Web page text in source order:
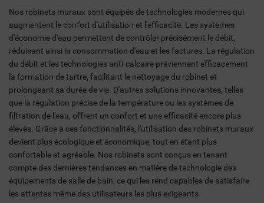
Nos robinets muraux sont équipés de technologies modernes qui
augmentent le confort d'utilisation et l'efficacité. Les systèmes
d'économie d'eau permettent de contrôler précisément le débit,
réduisant ainsi la consommation d'eau et les factures. La régulation
du débit et les technologies anti-calcaire préviennent efficacement
la formation de tartre, facilitant le nettoyage du robinet et
prolongeant sa durée de vie. D'autres solutions innovantes, telles
que la régulation précise de la température ou les systèmes de
filtration de l'eau, offrent un confort et une efficacité encore plus
élevés. Grâce à ces fonctionnalités, l'utilisation des robinets muraux
devient plus écologique et économique, tout en étant plus
confortable et agréable. Nos robinets sont conçus en tenant
compte des dernières tendances en matière de technologie des
équipements de salle de bain, ce qui les rend capables de satisfaire
les attentes même des utilisateurs les plus exigeants.